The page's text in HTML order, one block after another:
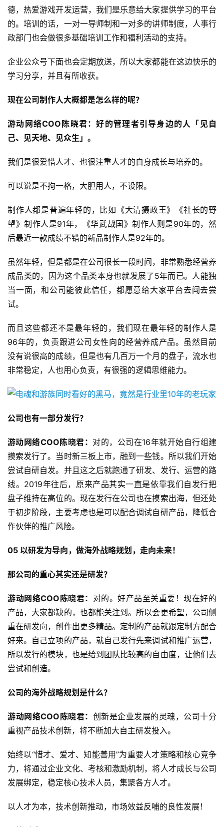
德，热爱游戏开发运营，我们是乐意给大家提供学习的平台
的。培训的话，一对一导师制和一对多的讲师制度，人事行
政部门也会做很多基础培训工作和福利活动的支持。
企业公众号下面也会定期放送，所以大家都能在这边快乐的
学习分享，并且有所收获。
现在公司制作人大概都是怎么样的呢？
游动网络COO陈晓君：好的管理者引导身边的人「见自
己、见天地、见众生」。
我们是很爱惜人才、也很注重人才的自身成长与培养的。
可以说是不拘一格，大胆用人，不设限。
制作人都是普遍年轻的，比如《大清摄政王》《社长的野
望》制作人是91年，《华武战国》制作人则是90年的，然
后最近一款成绩不错的新品制作人是92年的。
虽然年轻，但是都是在公司很长一段时间，非常熟悉经营养
成品类的，因为这个品类本身也就发展了5年而已。人能独
当一面，和公司能彼此信任，都愿意给大家平台去闯去尝
试。
而且这些都还不是最年轻的，我们现在最年轻的制作人是
96年的，负责跟进公司女性向的经营养成产品。虽然目前
没有说很高的成绩，但是也有几百万一个月的盘子，流水也
非常稳定，人也用心负责，有很强的逻辑思维能力。
公司也有一部分发行？
游动网络COO陈晓君： 对的，公司在16年就开始自行组建
摸索发行了。当时新三板上市，融到一些钱。所以我们开始
尝试自研自发。并且这之后就跑通了研发、发行、运营的路
线。2019年往后，原来产品其实一直是依靠我们自发行把
盘子维持在高位的。现在发行在公司也在摸索出海，但还处
于初步阶段，主要考虑也是可以配合调试自研产品，降低合
作伙伴的推广风险。
05 以研发为导向，做海外战略规划，走向未来！
那公司的重心其实还是研发？
游动网络COO陈晓君： 对的。好产品至关重要！现在好的
产品，大家都缺的，也都能关注到。所以会更希望，公司侧
重在研发向，创作出更多精品。定制的产品就跟定制方配合
好来。自己立项的产品，就自己发行先来调试和推广运营，
所以发行的模块，也是给到团队比较高的自由度，让他们去
尝试和创造。
公司的海外战略规划是什么？
游动网络COO陈晓君： 创新是企业发展的灵魂，公司十分
重视产品技术创新，将不断加大自主研发投入。
始终以“惜才、爱才、知能善用”为重要人才策略和核心竞争
力，将通过企业文化、考核和激励机制，将人才成长与公司
发展绑定，稳定核心技术人员，集聚各方人才。
以人才为本，技术创新推动，市场效益反哺的良性发展！